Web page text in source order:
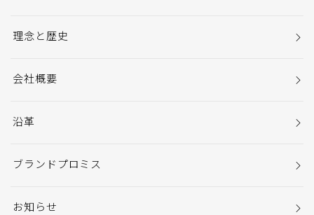
理念と歴史
会社概要
沿革
ブランドプロミス
お知らせ